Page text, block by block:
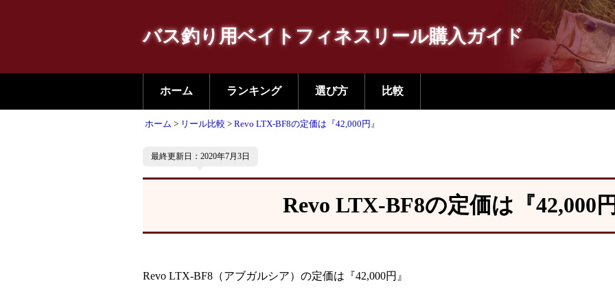
バス釣り用ベイトフィネスリール購入ガイド
ホーム ランキング 選び方 比較
ホーム リール比較 Revo LTX-BF8の定価は『42,000円』
最終更新日：2020年7月3日
Revo LTX-BF8の定価は『42,000
Revo LTX-BF8（アブガルシア）の定価は『42,000円』